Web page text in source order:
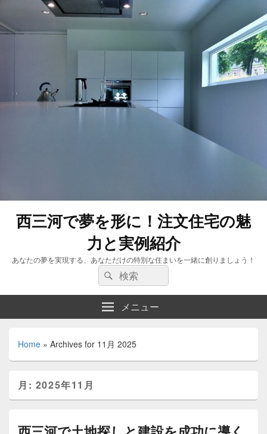
西三河で夢を形に！注文住宅の魅
力と実例紹介
あなたの夢を実現する、あなただけの特別な住まいを一緒に創りましょう！
検
索:
検
索
メニュー
Home » Archives for 11月 2025
月: 2025年11月